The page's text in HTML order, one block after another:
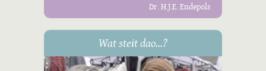
Dr. H.J.E. Endepols
Wat steit dao...?